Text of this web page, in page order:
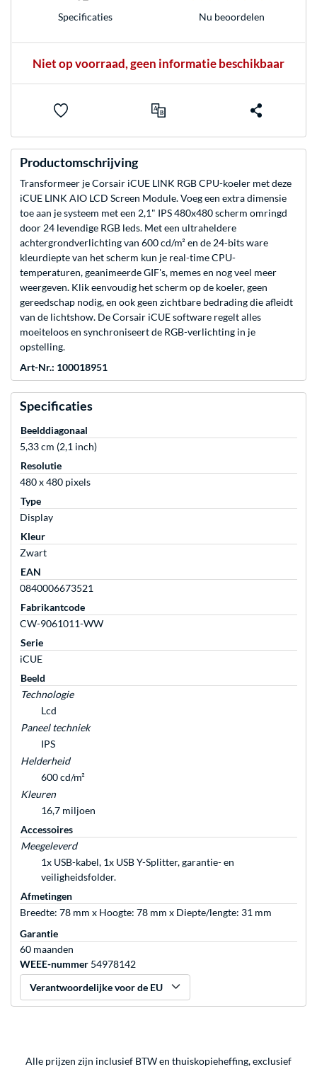
Specificaties Nu beoordelen
Niet op voorraad, geen informatie beschikbaar
Productomschrijving
Transformeer je Corsair iCUE LINK RGB CPU-koeler met deze
iCUE LINK AIO LCD Screen Module. Voeg een extra dimensie
toe aan je systeem met een 2,1" IPS 480x480 scherm omringd
door 24 levendige RGB leds. Met een ultraheldere
achtergrondverlichting van 600 cd/m² en de 24-bits ware
kleurdiepte van het scherm kun je real-time CPU-
temperaturen, geanimeerde GIF's, memes en nog veel meer
weergeven. Klik eenvoudig het scherm op de koeler, geen
gereedschap nodig, en ook geen zichtbare bedrading die afleidt
van de lichtshow. De Corsair iCUE software regelt alles
moeiteloos en synchroniseert de RGB-verlichting in je
opstelling.
Art-Nr.: 100018951
Specificaties
Beelddiagonaal
5,33 cm (2,1 inch)
Resolutie
480 x 480 pixels
Type
Display
Kleur
Zwart
EAN
0840006673521
Fabrikantcode
CW-9061011-WW
Serie
iCUE
Beeld
Technologie
Lcd
Paneel techniek
IPS
Helderheid
600 cd/m²
Kleuren
16,7 miljoen
Accessoires
Meegeleverd
1x USB-kabel, 1x USB Y-Splitter, garantie- en
veiligheidsfolder.
Afmetingen
Breedte: 78 mm x Hoogte: 78 mm x Diepte/lengte: 31 mm
Garantie
60 maanden
WEEE-nummer 54978142
Verantwoordelijke voor de EU
Alle prijzen zijn inclusief BTW en thuiskopieheffing, exclusief